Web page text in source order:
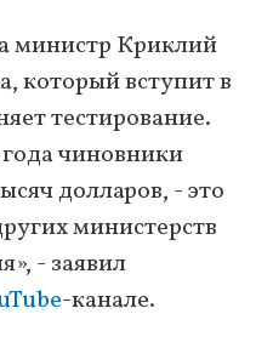
министр Криклий
который вступит в
тестирование.
чиновники
долларов, - это
министерств
- заявил
-канале.